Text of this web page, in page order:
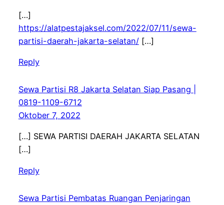
[…]
https://alatpestajaksel.com/2022/07/11/sewa-
partisi-daerah-jakarta-selatan/[…]
Reply
Sewa Partisi R8 Jakarta Selatan Siap Pasang |
0819-1109-6712
Oktober 7, 2022
[…] SEWA PARTISI DAERAH JAKARTA SELATAN
[…]
Reply
Sewa Partisi Pembatas Ruangan Penjaringan